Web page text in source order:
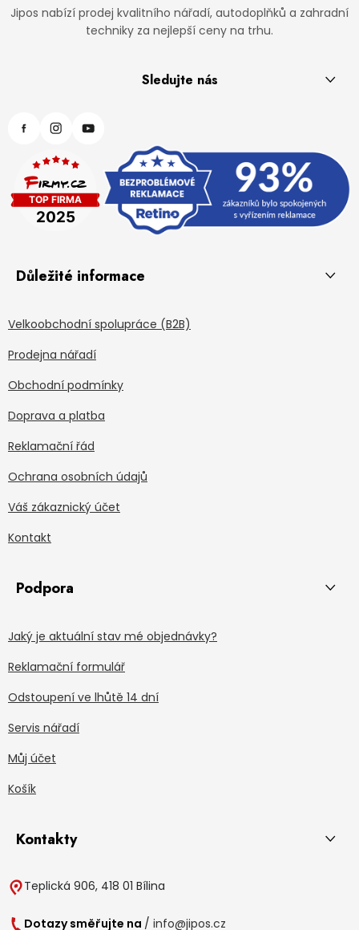
Jipos nabízí prodej kvalitního nářadí, autodoplňků a zahradní
techniky za nejlepší ceny na trhu.
Sledujte nás
Důležité informace
Velkoobchodní spolupráce (B2B)
Prodejna nářadí
Obchodní podmínky
Doprava a platba
Reklamační řád
Ochrana osobních údajů
Váš zákaznický účet
Kontakt
Podpora
Jaký je aktuální stav mé objednávky?
Reklamační formulář
Odstoupení ve lhůtě 14 dní
Servis nářadí
Můj účet
Košík
Kontakty
Teplická 906, 418 01 Bílina
Dotazy směřujte na / info@jipos.cz